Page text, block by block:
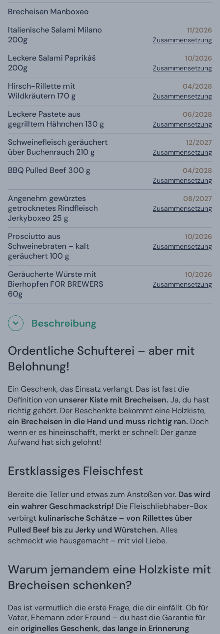
Brecheisen Manboxeo
Italienische Salami Milano
200g
11/2026
Zusammensetzung
Leckere Salami Paprikáš
200g
10/2026
Zusammensetzung
Hirsch-Rillette mit
Wildkräutern 170 g
04/2028
Zusammensetzung
Leckere Pastete aus
gegrilltem Hähnchen 130 g
06/2028
Zusammensetzung
Schweinefleisch geräuchert
über Buchenrauch 210 g
12/2027
Zusammensetzung
BBQ Pulled Beef 300 g
04/2028
Zusammensetzung
Angenehm gewürztes
getrocknetes Rindfleisch
Jerkyboxeo 25 g
08/2027
Zusammensetzung
Prosciutto aus
Schweinebraten – kalt
geräuchert 100 g
10/2026
Zusammensetzung
Geräucherte Würste mit
Bierhopfen FOR BREWERS
60g
10/2026
Zusammensetzung
Beschreibung
Ordentliche Schufterei – aber mit
Belohnung!
Ein Geschenk, das Einsatz verlangt. Das ist fast die
Definition von unserer Kiste mit Brecheisen. Ja, du hast
richtig gehört. Der Beschenkte bekommt eine Holzkiste,
ein Brecheisen in die Hand und muss richtig ran. Doch
wenn er es hineinschafft, merkt er schnell: Der ganze
Aufwand hat sich gelohnt!
Erstklassiges Fleischfest
Bereite die Teller und etwas zum Anstoßen vor. Das wird
ein wahrer Geschmackstrip! Die Fleischliebhaber-Box
verbirgt kulinarische Schätze – von Rillettes über
Pulled Beef bis zu Jerky und Würstchen. Alles
schmeckt wie hausgemacht – mit viel Liebe.
Warum jemandem eine Holzkiste mit
Brecheisen schenken?
Das ist vermutlich die erste Frage, die dir einfällt. Ob für
Vater, Ehemann oder Freund – du hast die Garantie für
ein originelles Geschenk, das lange in Erinnerung